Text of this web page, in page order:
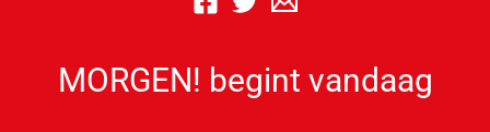
MORGEN! begint vandaag